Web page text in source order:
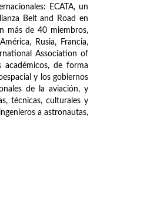
ECATA, un
Belt and Road en
más de 40 miembros,
Rusia, Francia,
Association of
de forma
y los gobiernos
de la aviación, y
técnicas, culturales y
a astronautas,